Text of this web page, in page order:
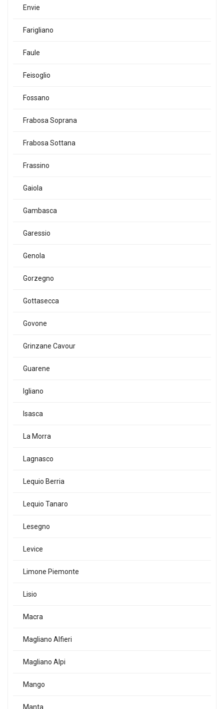
Envie
Farigliano
Faule
Feisoglio
Fossano
Frabosa Soprana
Frabosa Sottana
Frassino
Gaiola
Gambasca
Garessio
Genola
Gorzegno
Gottasecca
Govone
Grinzane Cavour
Guarene
Igliano
Isasca
La Morra
Lagnasco
Lequio Berria
Lequio Tanaro
Lesegno
Levice
Limone Piemonte
Lisio
Macra
Magliano Alfieri
Magliano Alpi
Mango
Manta